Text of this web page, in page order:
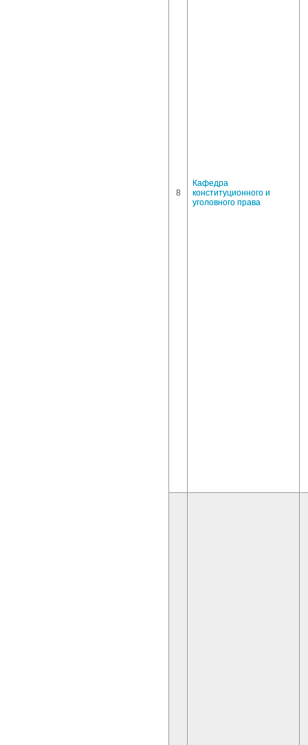
8
Кафедра
конституционного и
уголовного права